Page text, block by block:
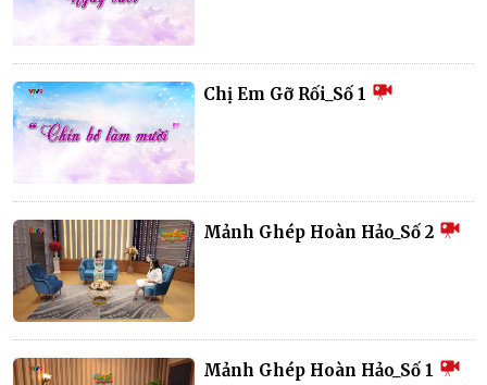
Chị Em Gỡ Rối_Số 1
Mảnh Ghép Hoàn Hảo_Số 2
Mảnh Ghép Hoàn Hảo_Số 1